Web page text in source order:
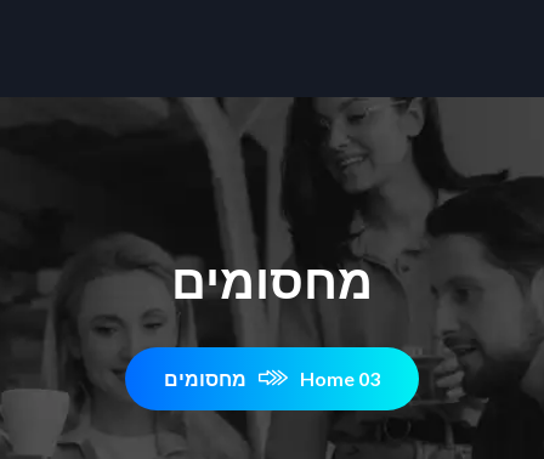
מחסומים
Home 03 מחסומים